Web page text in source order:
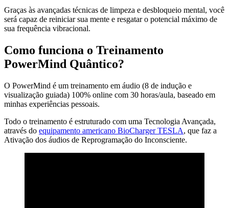
Graças às avançadas técnicas de limpeza e desbloqueio mental, você
será capaz de reiniciar sua mente e resgatar o potencial máximo de
sua frequência vibracional.
Como funciona o Treinamento
PowerMind Quântico?
O PowerMind é um treinamento em áudio (8 de indução e
visualização guiada) 100% online com 30 horas/aula, baseado em
minhas experiências pessoais.
Todo o treinamento é estruturado com uma Tecnologia Avançada,
através do equipamento americano BioCharger TESLA, que faz a
Ativação dos áudios de Reprogramação do Inconsciente.